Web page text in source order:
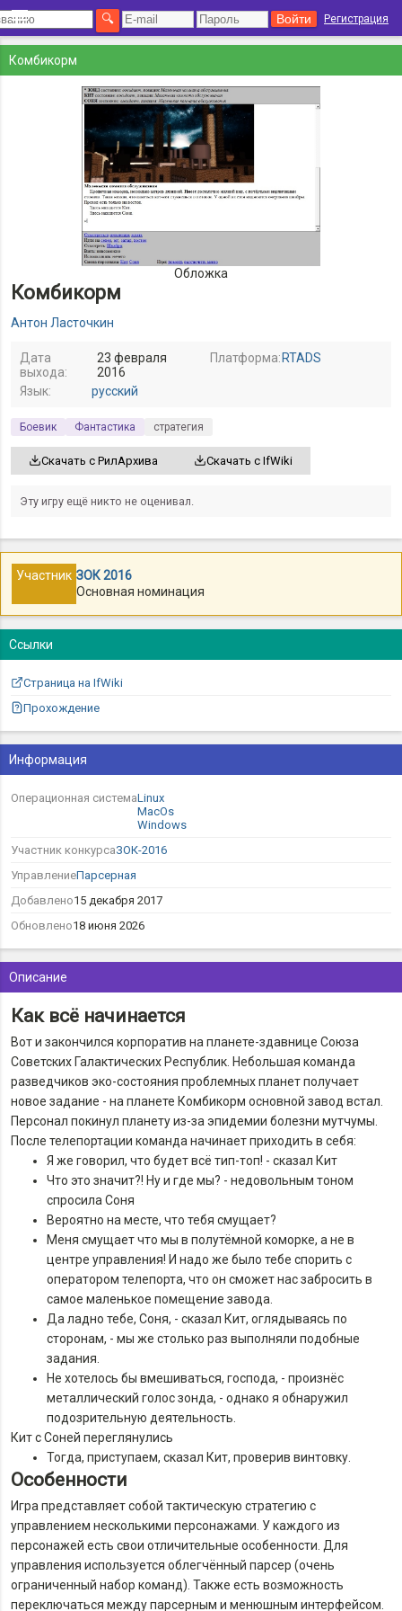
Регистрация
Комбикорм
Обложка
Комбикорм
Антон Ласточкин
Дата
выхода:
23 февраля
2016
Платформа:RTADS
Язык: русский
Боевик Фантастика стратегия
Скачать с РилАрхива Скачать с IfWiki
Эту игру ещё никто не оценивал.
Описание
Как всё начинается
Вот и закончился корпоратив на планете-здавнице Союза
Советских Галактических Республик. Небольшая команда
разведчиков эко-состояния проблемных планет получает
новое задание - на планете Комбикорм основной завод встал.
Персонал покинул планету из-за эпидемии болезни мутчумы.
После телепортации команда начинает приходить в себя:
Я же говорил, что будет всё тип-топ! - сказал Кит
Что это значит?! Ну и где мы? - недовольным тоном
спросила Соня
Вероятно на месте, что тебя смущает?
Меня смущает что мы в полутёмной коморке, а не в
центре управления! И надо же было тебе спорить с
оператором телепорта, что он сможет нас забросить в
самое маленькое помещение завода.
Да ладно тебе, Соня, - сказал Кит, оглядываясь по
сторонам, - мы же столько раз выполняли подобные
задания.
Не хотелось бы вмешиваться, господа, - произнёс
металлический голос зонда, - однако я обнаружил
подозрительную деятельность.
Кит с Соней переглянулись
Тогда, приступаем, сказал Кит, проверив винтовку.
Особенности
Игра представляет собой тактическую стратегию с
управлением несколькими персонажами. У каждого из
персонажей есть свои отличительные особенности. Для
управления используется облегчённый парсер (очень
ограниченный набор команд). Также есть возможность
переключаться между парсерным и менюшным интерфейсом.
Участник ЗОК 2016
Основная номинация
Ссылки
Страница на IfWiki
Прохождение
Информация
Операционная системаLinux
MacOs
Windows
Участник конкурсаЗОК-2016
УправлениеПарсерная
Добавлено15 декабря 2017
Обновлено18 июня 2026